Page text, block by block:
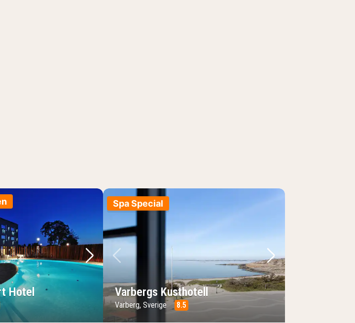
Neste bilde
Hotel
Spa Special
Forrige bilde
Neste bilde
Varbergs Kusthotell
Varberg, Sverige 8.5